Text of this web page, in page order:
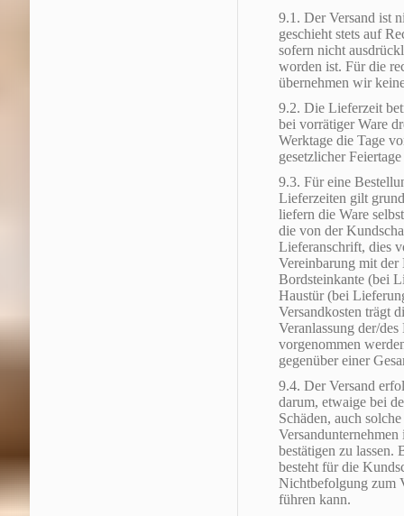
9.1. Der Versand ist
geschieht stets auf
sofern nicht
worden ist. Für die
übernehmen wir
9.2. Die Lieferzeit
bei vorrätiger Ware
Werktage die Tage
gesetzlicher
9.3. Für eine
Lieferzeiten gilt
liefern die Ware
die von der
Lieferanschrift, dies
Vereinbarung mit der
Bordsteinkante (bei
Haustür (bei
Versandkosten trägt
Veranlassung der/
vorgenommen
gegenüber einer
9.4. Der Versand
darum, etwaige bei
Schäden, auch
bestätigen zu lassen.
besteht für die
Nichtbefolgung zum
führen kann.